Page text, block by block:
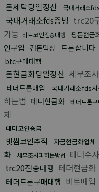
돈세탁당일정산
국내거래소
국내거래소fds증빙 trc20
가능 비트코인전송대행 핑돈현금
인구입
검돈믹싱 트론삽니다
btc구매대행
돈현금화당일정산 세무조
테더트론매입 국내거래소fds시
하는법 테더현금화 테더트론구
체
테더코인송금
빗썸코인추적 자금현금화업체
화
세무조사피하는방법 테더수
trc20전송대행 테더현금화
테더트론구매대행 비트매입